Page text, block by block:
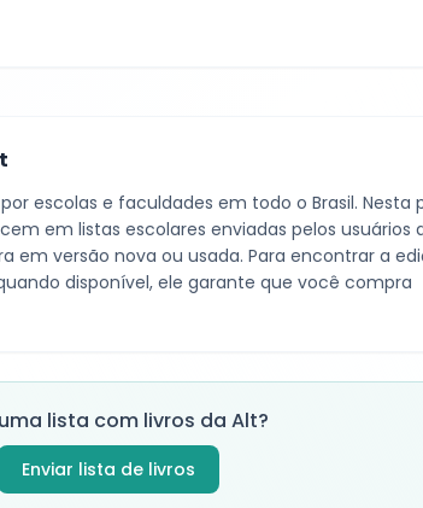
escolas e faculdades em todo o Brasil. Nesta
em listas escolares enviadas pelos usuários
em versão nova ou usada. Para encontrar a
disponível, ele garante que você compra
lista com livros da Alt?
Enviar lista de livros